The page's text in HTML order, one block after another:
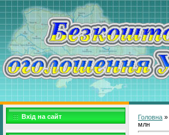
Вхід на сайт Головна »
млн